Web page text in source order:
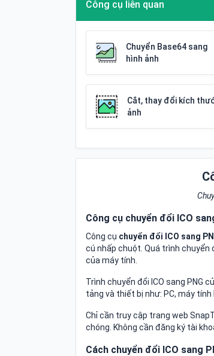
Công cụ liên quan
Chuyển Base64 sang
hình ảnh
Cắt, thay đổi kích
ảnh
Công cụ chuyển đổi ICO
Công cụ chuyển đổi ICO sang
cú nhấp chuột. Quá trình
của máy tính.
Trình chuyển đổi ICO sang PNG
tảng và thiết bị như: PC, máy tính
Chỉ cần truy cập trang web
chóng. Không cần đăng ký tài
Cách chuyển đổi ICO sang